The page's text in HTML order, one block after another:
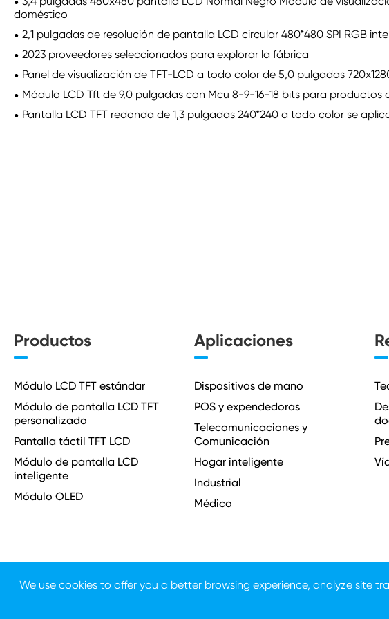
doméstico
2,1 pulgadas de resolución de pantalla LCD circular 480*480 SPI RGB
2023 proveedores seleccionados para explorar la fábrica
Panel de visualización de TFT-LCD a todo color de 5,0 pulgadas
Módulo LCD Tft de 9,0 pulgadas con Mcu 8-9-16-18 bits para productos
Pantalla LCD TFT redonda de 1,3 pulgadas 240*240 a todo color se
Productos
Módulo LCD TFT estándar
Módulo de pantalla LCD TFT
personalizado
Pantalla táctil TFT LCD
Módulo de pantalla LCD
inteligente
Módulo OLED
Aplicaciones
Dispositivos de mano
POS y expendedoras
Telecomunicaciones y
Comunicación
Hogar inteligente
Industrial
Médico
We use cookies to offer you a better browsing experience, analyze site